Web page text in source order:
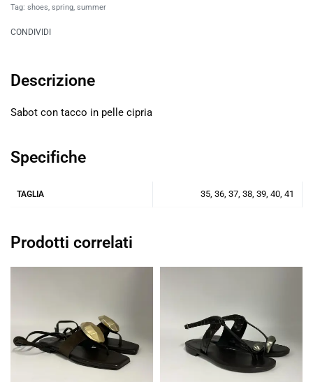
Tag: shoes, spring, summer
CONDIVIDI
Descrizione
Sabot con tacco in pelle cipria
Specifiche
TAGLIA 35, 36, 37, 38, 39, 40, 41
Prodotti correlati